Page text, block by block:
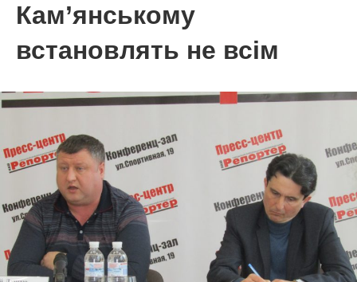
Кам’янському
встановлять не всім